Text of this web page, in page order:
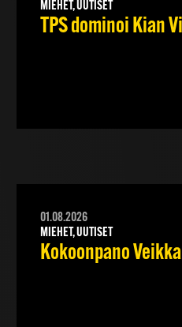
MIEHET, UUTISET
TPS dominoi Kian
01.08.2026
MIEHET, UUTISET
Kokoonpano